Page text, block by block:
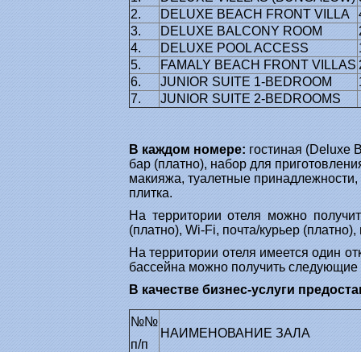
2.
DELUXE BEACH FRONT VILLA
3.
DELUXE BALCONY ROOM
4.
DELUXE POOL ACCESS
5.
FAMALY BEACH FRONT VILLAS
6.
JUNIOR SUITE 1-BEDROOM
7.
JUNIOR SUITE 2-BEDROOMS
В каждом номере: гостиная (Deluxe
бар (платно), набор для
макияжа, туалетные
плитка.
На территории отеля можно
(платно), Wi-Fi, почта/курьер
На территории отеля имеется один
бассейна можно получить следующие
В качестве бизнес-услуги
№№
п/п
НАИМЕНОВАНИЕ ЗАЛА